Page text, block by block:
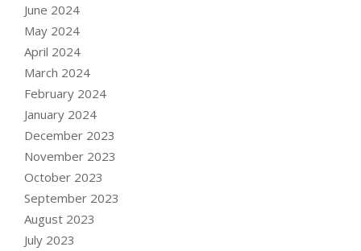
June 2024
May 2024
April 2024
March 2024
February 2024
January 2024
December 2023
November 2023
October 2023
September 2023
August 2023
July 2023